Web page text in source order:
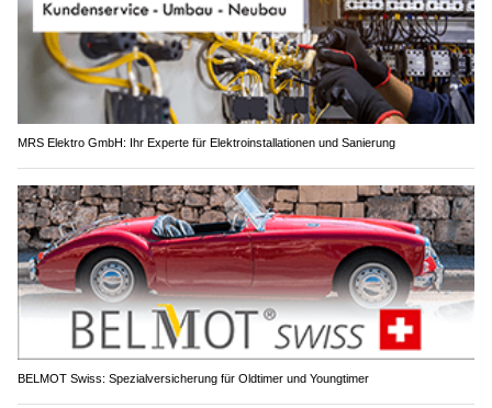
MRS Elektro GmbH: Ihr Experte für Elektroinstallationen und Sanierung
BELMOT Swiss: Spezialversicherung für Oldtimer und Youngtimer